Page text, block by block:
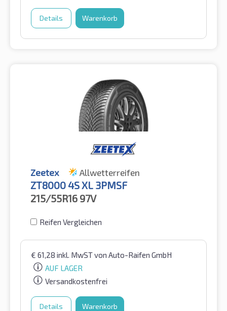
Details Warenkorb
Zeetex Allwetterreifen
ZT8000 4S XL 3PMSF
215/55R16 97V
Reifen Vergleichen
€ 61,28 inkl. MwSTvon Auto-Raifen GmbH
AUF LAGER
Versandkostenfrei
Details Warenkorb